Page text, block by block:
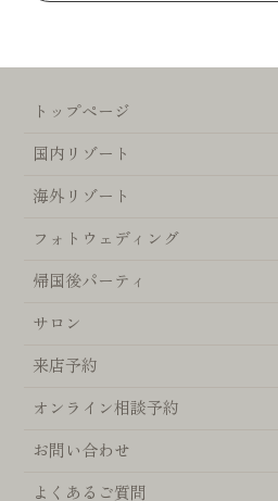
トップページ
国内リゾート
海外リゾート
フォトウェディング
帰国後パーティ
サロン
来店予約
オンライン相談予約
お問い合わせ
よくあるご質問